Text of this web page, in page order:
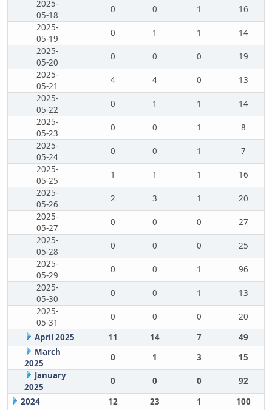
2025-
05-18
0 0 1
16
2025-
05-19
0 1 1
14
2025-
05-20
0 0 0
19
2025-
05-21
4 4 0
13
2025-
05-22
0 1 1
14
2025-
05-23
0 0 1
8
2025-
05-24
0 0 1
7
2025-
05-25
1 1 1
16
2025-
05-26
2 3 1
20
2025-
05-27
0 0 0
27
2025-
05-28
0 0 0
25
2025-
05-29
0 0 1
96
2025-
05-30
0 0 1
13
2025-
05-31
0 0 0
20
April 2025
11 14 7
49
March
2025
0 1 3
15
January
2025
0 0 0
92
2024
12 23 1 100